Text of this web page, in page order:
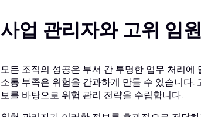
사업 관리자와 고위 임
모든 조직의 성공은 부서 간 투명한 업무 처리에
소통 부족은 위험을 간과하게 만들 수 있습니다
보를 바탕으로 위험 관리 전략을 수립합니다.